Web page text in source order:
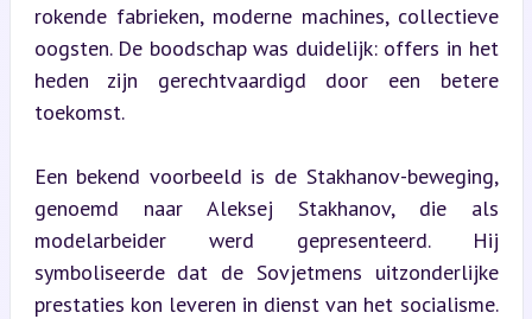
rokende fabrieken, moderne machines, collectieve
oogsten. De boodschap was duidelijk: offers in het
heden zijn gerechtvaardigd door een betere
toekomst.
Een bekend voorbeeld is de Stakhanov-beweging,
genoemd naar Aleksej Stakhanov, die als
modelarbeider werd gepresenteerd. Hij
symboliseerde dat de Sovjetmens uitzonderlijke
prestaties kon leveren in dienst van het socialisme.